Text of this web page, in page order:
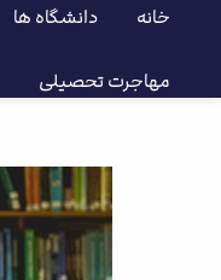
خانه دانشگاه ها
مهاجرت تحصیلی